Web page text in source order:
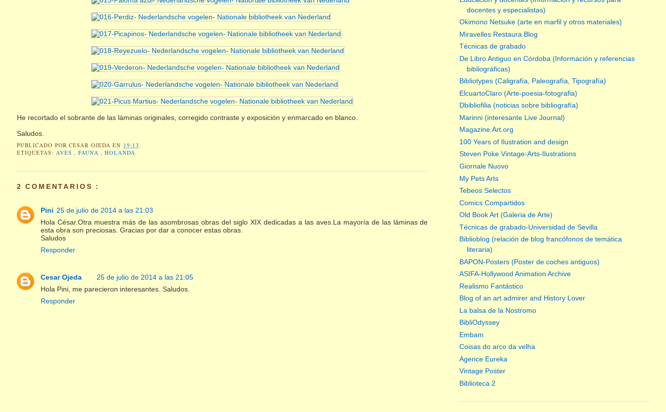
He recortado el sobrante de las láminas originales, corregido contraste y exposición y enmarcado en blanco.
Saludos.
PUBLICADO PORCESAR OJEDAEN 19:13
ETIQUETAS: AVES, FAUNA,HOLANDA
2 COMENTARIOS :
Pini 25 de julio de 2014 a las 21:03
Hola César.Otra muestra más de las asombrosas obras del siglo XIX dedicadas a las aves.La mayoría de las láminas de
esta obra son preciosas. Gracias por dar a conocer estas obras.
Saludos
Responder
Cesar Ojeda
25 de julio de 2014 a las 21:05
Hola Pini, me parecieron interesantes. Saludos.
Responder
docentes y especialistas)
Okimono Netsuke (arte en marfil y otros materiales)
Miravelles Restaura Blog
Técnicas de grabado
De Libro Antiguo en Córdoba (Información y referencias
bibliográficas)
Bibliotypes (Caligrafía, Paleografía, Tipografía)
ElcuartoClaro (Arte-poesia-fotografia)
Dbibliofilia (noticias sobre bibliografía)
Marinni (interesante Live Journal)
Magazine.Art.org
100 Years of Ilustration and design
Steven Poke Vintage-Arts-Ilustrations
Giornale Nuovo
My Pets Arts
Tebeos Selectos
Comics Compartidos
Old Book Art (Galeria de Arte)
Técnicas de grabado-Universidad de Sevilla
Biblioblog (relación de blog francófonos de temática
literaria)
BAPON-Posters (Poster de coches antiguos)
ASIFA-Hollywood Animation Archive
Realismo Fantástico
Blog of an art admirer and History Lover
La balsa de la Nostromo
BibliOdyssey
Embam
Coisas do arco da velha
Agence Eureka
Vintage Poster
Biblioteca 2